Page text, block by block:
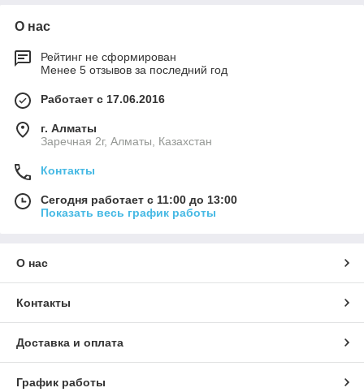
О нас
Рейтинг не сформирован
Менее 5 отзывов за последний год
Работает с 17.06.2016
г. Алматы
Заречная 2г, Алматы, Казахстан
Контакты
Сегодня работает с 11:00 до 13:00
Показать весь график работы
О нас
Контакты
Доставка и оплата
График работы